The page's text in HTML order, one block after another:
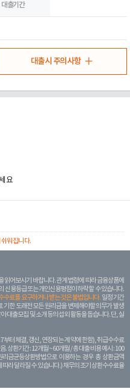
대출기간
대출시 주의사항
요
워집니다.
읽어보시기 바랍니다. 관계 법령에 따라 금융상품에
신용등급 또는 개인신용평점이 하락할 수 있습니다.
수료를 요구하거나 받는 것은 불법입니다. 일정 기간
한 도래전 모든 원리금을 변제해야할 의무가 발생
대출모집 및 소개 등의 섭외 활동을 돕습니다. 단, 실
부터 체결, 갱신, 연장되는 계 약에 한함), 취급수수료
상환기간 : 12개월 ~ 60개월 / 총 대출 비용 예시 : 100
금균등상환방법으로 이용하는 경우 총 상환금액
라 달라질 수 있습니다.) 채무의 조기 상환수수료율